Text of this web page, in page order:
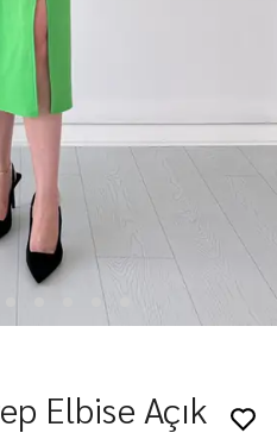
Elbise Açık